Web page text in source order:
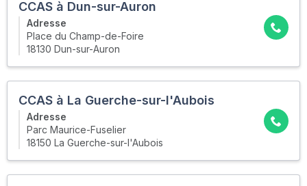
CCAS à Dun-sur-Auron
Adresse
Place du Champ-de-Foire
18130 Dun-sur-Auron
CCAS à La Guerche-sur-l'Aubois
Adresse
Parc Maurice-Fuselier
18150 La Guerche-sur-l'Aubois